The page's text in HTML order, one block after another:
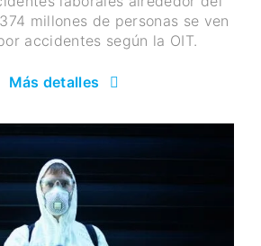
millones de personas se ven
accidentes según la OIT.
Más detalles